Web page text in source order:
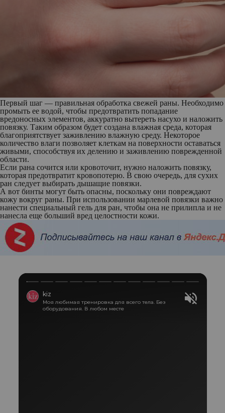
Первый шаг — правильная обработка свежей раны. Необходимо
промыть ее водой, чтобы предотвратить попадание
вредоносных элементов, аккуратно вытереть насухо и наложить
повязку. Таким образом будет создана влажная среда, которая
благоприятствует заживлению влажную среду. Некоторое
количество влаги позволяет клеткам на поверхности оставаться
живыми, способствуя их делению и заживлению поврежденной
области.
Если рана сочится или кровоточит, нужно наложить повязку,
которая предотвратит кровопотерю. В свою очередь, для сухих
ран следует выбирать дышащие повязки.
А вот бинты могут быть опасны, поскольку они повреждают
кожу вокруг раны. При использовании марлевой повязки важно
нанести специальный гель для ран, чтобы она не прилипла и не
нанесла еще больший вред целостности кожи.